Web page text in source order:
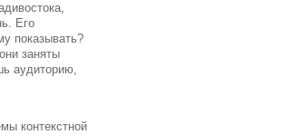
Его
показывать?
заняты
аудиторию,
контекстной